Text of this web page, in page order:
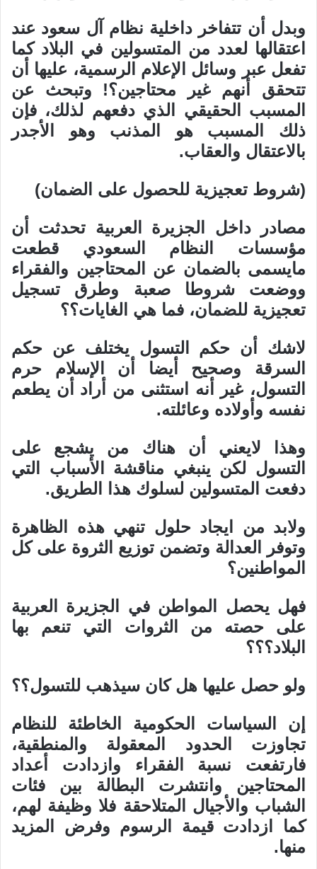
وبدل أن تتفاخر داخلية نظام آل سعود عند
اعتقالها لعدد من المتسولين في البلاد كما
تفعل عبر وسائل الإعلام الرسمية، عليها أن
تتحقق أنهم غير محتاجين؟! وتبحث عن
المسبب الحقيقي الذي دفعهم لذلك، فإن
ذلك المسبب هو المذنب وهو الأجدر
بالاعتقال والعقاب.
(شروط تعجيزية للحصول على الضمان)
مصادر داخل الجزيرة العربية تحدثت أن
مؤسسات النظام السعودي قطعت
مايسمى بالضمان عن المحتاجين والفقراء
ووضعت شروطا صعبة وطرق تسجيل
تعجيزية للضمان، فما هي الغايات؟؟
لاشك أن حكم التسول يختلف عن حكم
السرقة وصحيح أيضا أن الإسلام حرم
التسول، غير أنه استثنى من أراد أن يطعم
نفسه وأولاده وعائلته.
وهذا لايعني أن هناك من يشجع على
التسول لكن ينبغي مناقشة الأسباب التي
دفعت المتسولين لسلوك هذا الطريق.
ولابد من ايجاد حلول تنهي هذه الظاهرة
وتوفر العدالة وتضمن توزيع الثروة على كل
المواطنين؟
فهل يحصل المواطن في الجزيرة العربية
على حصته من الثروات التي تنعم بها
البلاد؟؟؟
ولو حصل عليها هل كان سيذهب للتسول؟؟
إن السياسات الحكومية الخاطئة للنظام
تجاوزت الحدود المعقولة والمنطقية،
فارتفعت نسبة الفقراء وازدادت أعداد
المحتاجين وانتشرت البطالة بين فئات
الشباب والأجيال المتلاحقة فلا وظيفة لهم،
كما ازدادت قيمة الرسوم وفرض المزيد
منها.